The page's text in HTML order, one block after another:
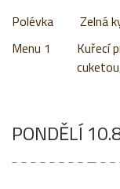
Zelná
Menu 1
Kuřecí
PONDĚLÍ